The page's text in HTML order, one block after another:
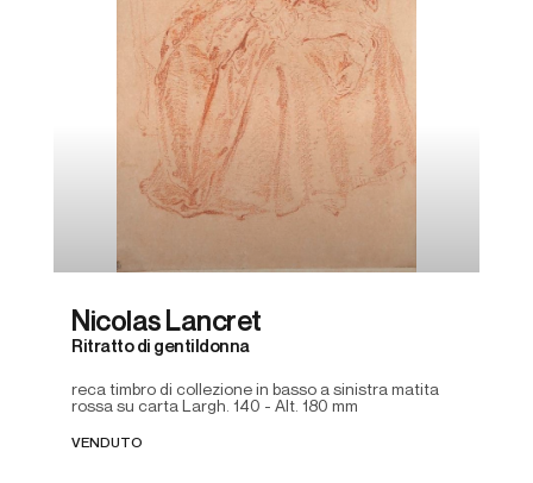
Nicolas Lancret
Ritratto di gentildonna
reca timbro di collezione in basso a sinistra matita
rossa su carta Largh. 140 - Alt. 180 mm
VENDUTO